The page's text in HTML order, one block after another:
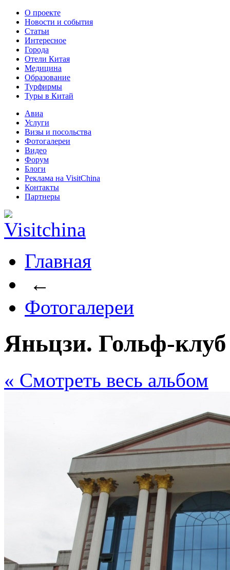
О проекте
Новости и события
Статьи
Интересное
Города
Отели Китая
Медицина
Образование
Турфирмы
Туры в Китай
Авиа
Услуги
Визы и посольства
Фотогалереи
Видео
Форум
Блоги
Реклама на VisitChina
Контакты
Партнеры
Главная
←
Фотогалереи
Яньцзи. Гольф-
« Cмотреть весь альбом